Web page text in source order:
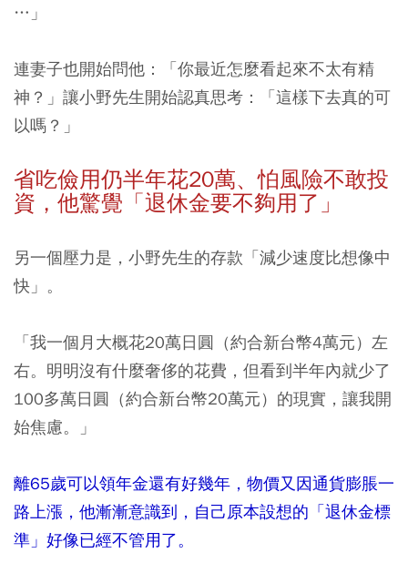
…」
連妻子也開始問他：「你最近怎麼看起來不太有精
神？」讓小野先生開始認真思考：「這樣下去真的可
以嗎？」
省吃儉用仍半年花20萬、怕風險不敢投
資，他驚覺「退休金要不夠用了」
另一個壓力是，小野先生的存款「減少速度比想像中
快」。
「我一個月大概花20萬日圓（約合新台幣4萬元）左
右。明明沒有什麼奢侈的花費，但看到半年內就少了
100多萬日圓（約合新台幣20萬元）的現實，讓我開
始焦慮。」
離65歲可以領年金還有好幾年，物價又因通貨膨脹一
路上漲，他漸漸意識到，自己原本設想的「退休金標
準」好像已經不管用了。